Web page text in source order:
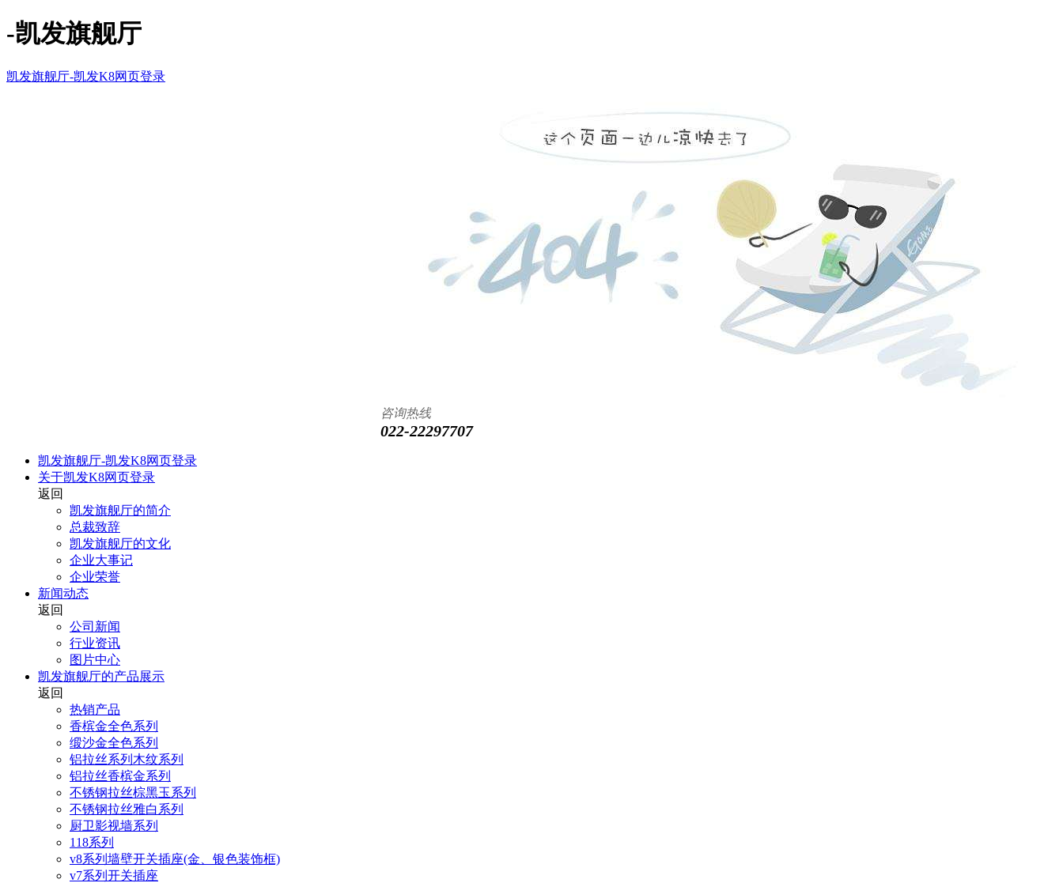
-凯发旗舰厅
凯发旗舰厅-凯发K8网页登录
咨询热线
022-22297707
凯发旗舰厅-凯发K8网页登录
关于凯发K8网页登录
返回
凯发旗舰厅的简介
总裁致辞
凯发旗舰厅的文化
企业大事记
企业荣誉
新闻动态
返回
公司新闻
行业资讯
图片中心
凯发旗舰厅的产品展示
返回
热销产品
香槟金全色系列
缎沙金全色系列
铝拉丝系列木纹系列
铝拉丝香槟金系列
不锈钢拉丝棕黑玉系列
不锈钢拉丝雅白系列
厨卫影视墙系列
118系列
v8系列墙壁开关插座(金、银色装饰框)
v7系列开关插座